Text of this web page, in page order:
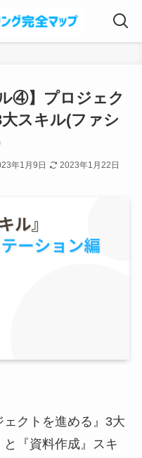
④】プロジェク
大スキル(ファシ
年1月9日 2023年1月22日
クトを進める』3大
『資料作成』スキ